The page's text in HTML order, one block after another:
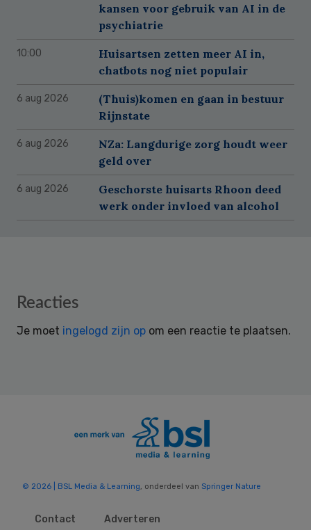
kansen voor gebruik van AI in de
psychiatrie
10:00
Huisartsen zetten meer AI in,
chatbots nog niet populair
6 aug 2026
(Thuis)komen en gaan in bestuur
Rijnstate
6 aug 2026
NZa: Langdurige zorg houdt weer
geld over
6 aug 2026
Geschorste huisarts Rhoon deed
werk onder invloed van alcohol
Reader
Reacties
Je moet ingelogd zijn op om een reactie te plaatsen.
© 2026 | BSL Media & Learning, onderdeel van Springer Nature
Contact Adverteren